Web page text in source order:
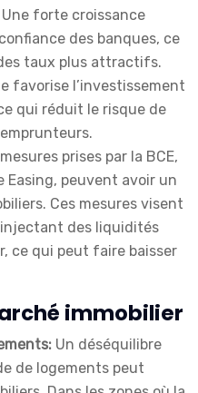
Une forte croissance
des banques, ce
taux plus attractifs.
favorise l’investissement
qui réduit le risque de
prises par la BCE,
peuvent avoir un
Ces mesures visent
injectant des liquidités
ce qui peut faire baisser
immobilier
Un déséquilibre
de logements peut